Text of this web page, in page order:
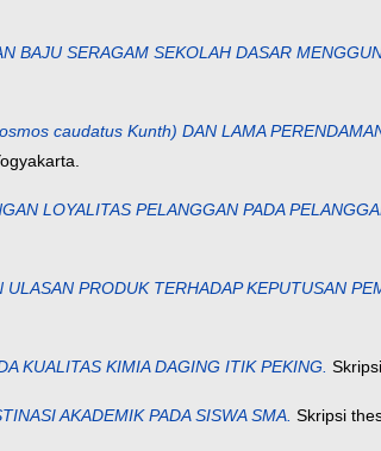
BAJU SERAGAM SEKOLAH DASAR
caudatus Kunth) DAN LAMA
LOYALITAS PELANGGAN PADA
PRODUK TERHADAP KEPUTUSAN
KUALITAS KIMIA DAGING ITIK PEKING.
AKADEMIK PADA SISWA SMA. Skripsi